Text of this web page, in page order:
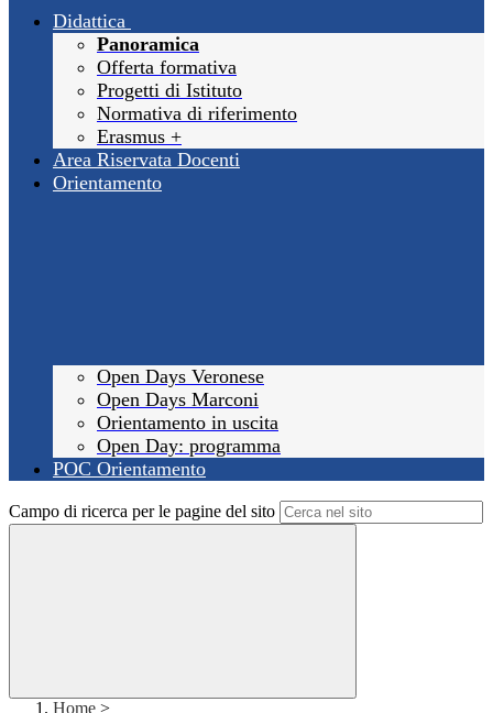
Didattica
Panoramica
Offerta formativa
Progetti di Istituto
Normativa di riferimento
Erasmus +
Area Riservata Docenti
Orientamento
Open Days Veronese
Open Days Marconi
Orientamento in uscita
Open Day: programma
POC Orientamento
Campo di ricerca per le pagine del sito
Home >